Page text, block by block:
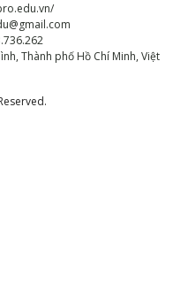
Thành phố Hồ Chí Minh, Việt